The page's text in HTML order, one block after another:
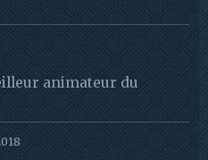
animateur du